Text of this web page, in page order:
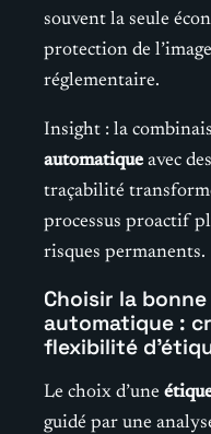
souvent la seule
protection de
réglementaire.
Insight : la
automatique avec
traçabilité
processus proactif
risques permanents.
Choisir la
automatique :
flexibilité
Le choix d’une
guidé par une